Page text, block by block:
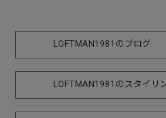
LOFTMAN1981のブログ
LOFTMAN1981のスタイリ